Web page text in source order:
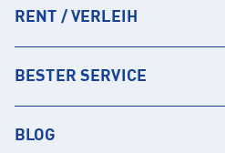
RENT / VERLEIH
BESTER SERVICE
BLOG